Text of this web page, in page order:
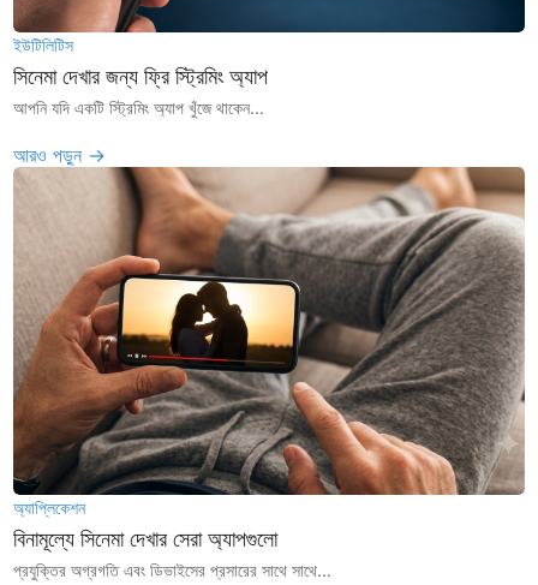
ইউটিলিটিস
সিনেমা দেখার জন্য ফ্রি স্ট্রিমিং অ্যাপ
আপনি যদি একটি স্ট্রিমিং অ্যাপ খুঁজে থাকেন...
আরও পড়ুন →
অ্যাপ্লিকেশন
বিনামূল্যে সিনেমা দেখার সেরা অ্যাপগুলো
প্রযুক্তির অগ্রগতি এবং ডিভাইসের প্রসারের সাথে সাথে...